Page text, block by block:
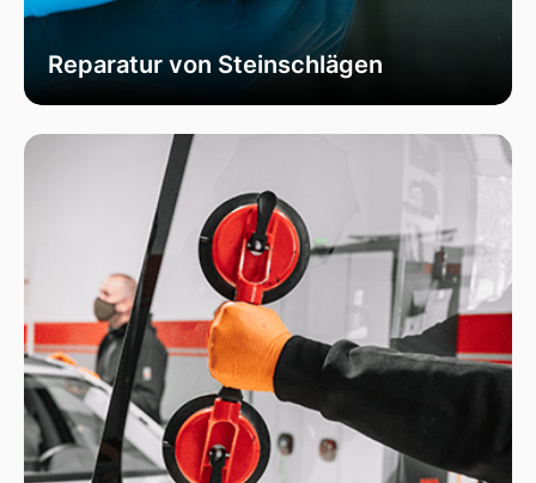
Reparatur von Steinschlägen
Sicherheit Ihrer Fahrzeugscheibe zu
gewährleisten. Vermeiden Sie größere Risse und
Schäden durch unser spezialisiertes Verfahren,
das die Integrität Ihrer Scheibe effektiv
wiederherstellt.